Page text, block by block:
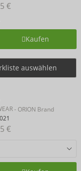
€
Kaufen
auswählen
- ORION Brand
€